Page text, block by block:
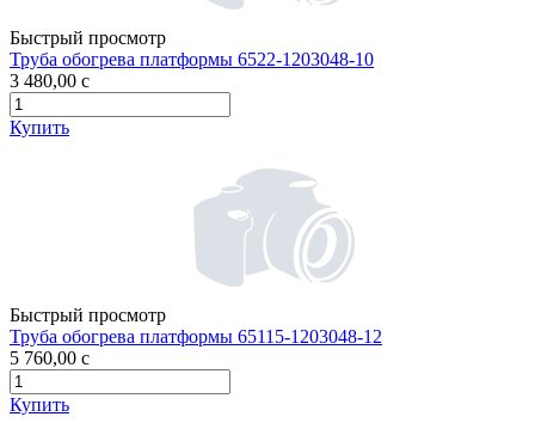
Быстрый просмотр
Труба обогрева платформы 6522-1203048-10
3 480,00 c
Купить
Быстрый просмотр
Труба обогрева платформы 65115-1203048-12
5 760,00 c
Купить